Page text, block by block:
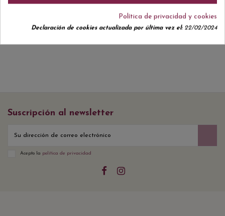
No hay reseñas de clientes en este momento.
Suscripción al newsletter
Acepto la política de privacidad
Política de privacidad y cookies
Declaración de cookies actualizada por última vez el:22/02/2024